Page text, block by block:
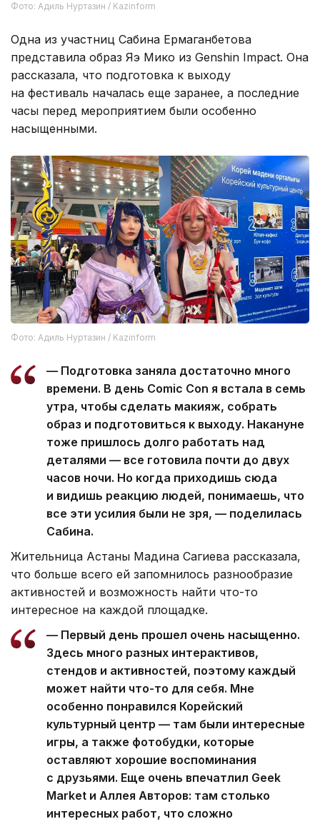
Фото: Адиль Нуртазин / Kazinform
Одна из участниц Сабина Ермаганбетова
представила образ Яэ Мико из Genshin Impact. Она
рассказала, что подготовка к выходу
на фестиваль началась еще заранее, а последние
часы перед мероприятием были особенно
насыщенными.
Фото: Адиль Нуртазин / Kazinform
— Подготовка заняла достаточно много
времени. В день Comic Con я встала в семь
утра, чтобы сделать макияж, собрать
образ и подготовиться к выходу. Накануне
тоже пришлось долго работать над
деталями — все готовила почти до двух
часов ночи. Но когда приходишь сюда
и видишь реакцию людей, понимаешь, что
все эти усилия были не зря, — поделилась
Сабина.
Жительница Астаны Мадина Сагиева рассказала,
что больше всего ей запомнилось разнообразие
активностей и возможность найти что-то
интересное на каждой площадке.
— Первый день прошел очень насыщенно.
Здесь много разных интерактивов,
стендов и активностей, поэтому каждый
может найти что-то для себя. Мне
особенно понравился Корейский
культурный центр — там были интересные
игры, а также фотобудки, которые
оставляют хорошие воспоминания
с друзьями. Еще очень впечатлил Geek
Market и Аллея Авторов: там столько
интересных работ, что сложно